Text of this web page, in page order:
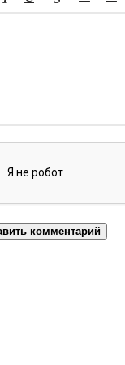
комментарий